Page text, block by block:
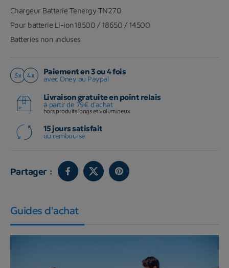
Chargeur Batterie Tenergy TN270
Pour batterie Li-ion18500 / 18650 / 14500
Batteries non incluses
Paiement en 3 ou 4 fois
avec Oney ou Paypal
Livraison gratuite en point relais
à partir de 79€ d'achat
hors produits longs et volumineux
15 jours satisfait
ou remboursé
Partager :
Guides d'achat